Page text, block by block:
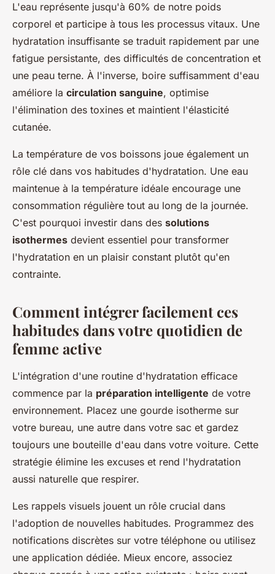
L'eau représente jusqu'à 60% de notre poids
corporel et participe à tous les processus vitaux. Une
hydratation insuffisante se traduit rapidement par une
fatigue persistante, des difficultés de concentration et
une peau terne. À l'inverse, boire suffisamment d'eau
améliore la circulation sanguine, optimise
l'élimination des toxines et maintient l'élasticité
cutanée.
La température de vos boissons joue également un
rôle clé dans vos habitudes d'hydratation. Une eau
maintenue à la température idéale encourage une
consommation régulière tout au long de la journée.
C'est pourquoi investir dans des solutions
isothermes devient essentiel pour transformer
l'hydratation en un plaisir constant plutôt qu'en
contrainte.
Comment intégrer facilement ces
habitudes dans votre quotidien de
femme active
L'intégration d'une routine d'hydratation efficace
commence par la préparation intelligente de votre
environnement. Placez une gourde isotherme sur
votre bureau, une autre dans votre sac et gardez
toujours une bouteille d'eau dans votre voiture. Cette
stratégie élimine les excuses et rend l'hydratation
aussi naturelle que respirer.
Les rappels visuels jouent un rôle crucial dans
l'adoption de nouvelles habitudes. Programmez des
notifications discrètes sur votre téléphone ou utilisez
une application dédiée. Mieux encore, associez